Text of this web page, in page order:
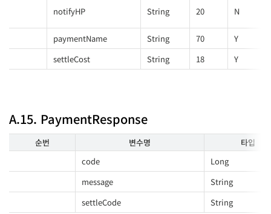
notifyHP String 20 N
paymentName String 70
Y
settleCost
String 18 Y
A.15. PaymentResponse
순번 변수명
타입
code
Long
message
String
settleCode
String